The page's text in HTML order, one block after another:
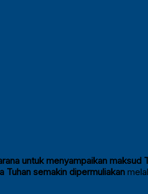
untuk menyampaikan maksud
Tuhan semakin dipermuliakan